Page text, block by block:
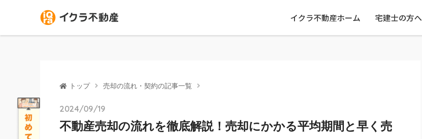
イクラ不動産ホーム 宅建士の方へ
トップ 売却の流れ・契約の記事一覧
2024/09/19
不動産売却の流れを徹底解説！売却にかかる平均期間と早く売